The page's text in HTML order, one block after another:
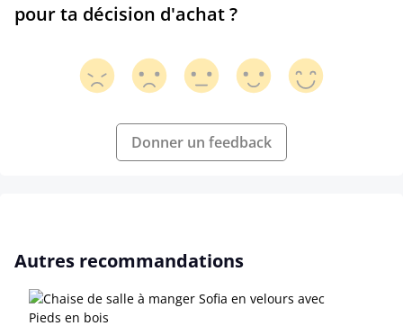
pour ta décision d'achat ?
Donner un feedback
Ignorer la galerie de produits
Autres recommandations